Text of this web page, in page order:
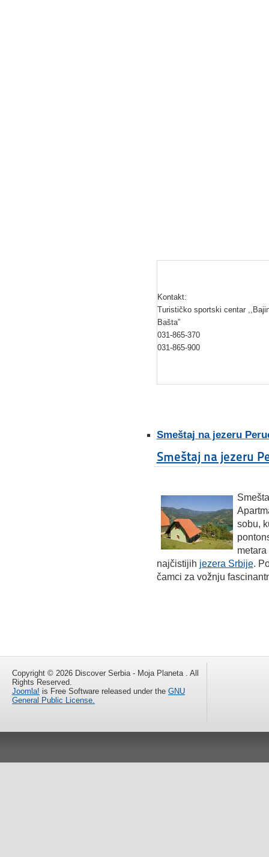
Kontakt:
Turističko sportski centar
Bašta”
031-865-370
031-865-900
Smeštaj na jezeru
Smeštaj na jezeru
sobu,
najčistijih jezera Srbije.
čamci za vožnju
Copyright © 2026 Discover Serbia - Moja Planeta . All
Rights Reserved.
Joomla! is Free Software released under the GNU
General Public License.